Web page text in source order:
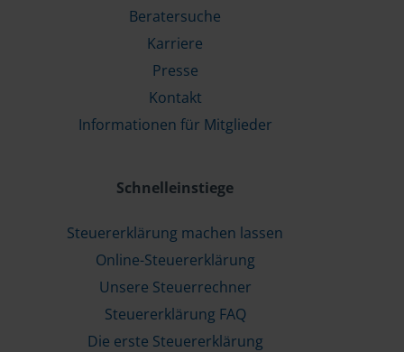
Beratersuche
Karriere
Presse
Kontakt
Informationen für Mitglieder
Schnelleinstiege
Steuererklärung machen lassen
Online-Steuererklärung
Unsere Steuerrechner
Steuererklärung FAQ
Die erste Steuererklärung